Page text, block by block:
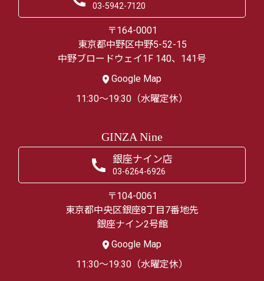
03-5942-7120
〒164-0001
東京都中野区中野5-52-15
中野ブロードウェイ1F 140、141号
Google Map
11:30～19:30（水曜定休）
GINZA Nine
銀座ナイン店
03-6264-6926
〒104-0061
東京都中央区銀座8丁目7番地先
銀座ナイン2号館
Google Map
11:30～19:30（水曜定休）